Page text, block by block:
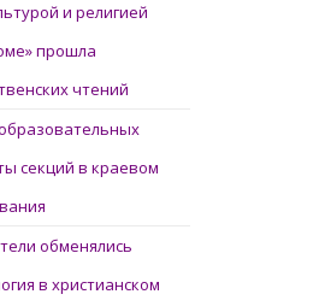
и религией
прошла
чтений
секций в краевом
обменялись
в христианском